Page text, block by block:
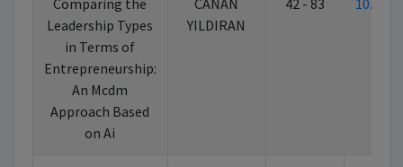
Comparing the
Leadership Types
in Terms of
Entrepreneurship:
An Mcdm
Approach Based
on Ai
CANAN
YILDIRAN
42 - 83